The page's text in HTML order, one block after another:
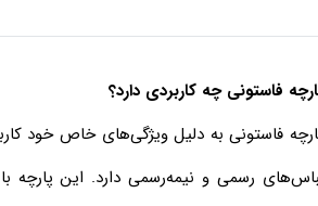
فاستونی چه کاربردی دارد؟
فاستونی به دلیل ویژگی‌های خاص خود
رسمی و نیمه‌رسمی دارد. این پارچه